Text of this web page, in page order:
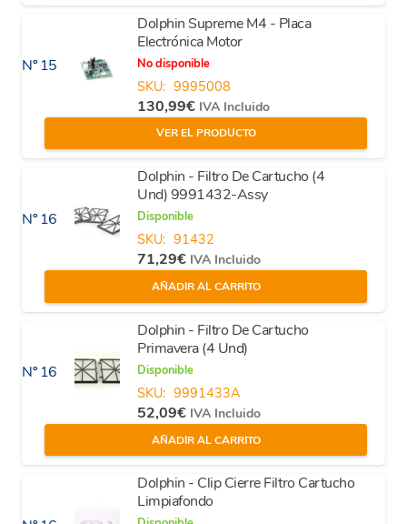
Nº 15
Dolphin Supreme M4 - Placa
Electrónica Motor
No disponible
SKU: 9995008
130,99€ IVA Incluido
VER EL PRODUCTO
Nº 16
Dolphin - Filtro De Cartucho (4
Und) 9991432-Assy
Disponible
SKU: 91432
71,29€ IVA Incluido
AÑADIR AL CARRITO
Nº 16
Dolphin - Filtro De Cartucho
Primavera (4 Und)
Disponible
SKU: 9991433A
52,09€ IVA Incluido
AÑADIR AL CARRITO
Dolphin - Clip Cierre Filtro Cartucho
Limpiafondo